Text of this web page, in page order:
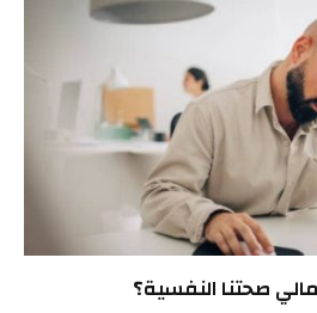
صحتنا النفسية؟